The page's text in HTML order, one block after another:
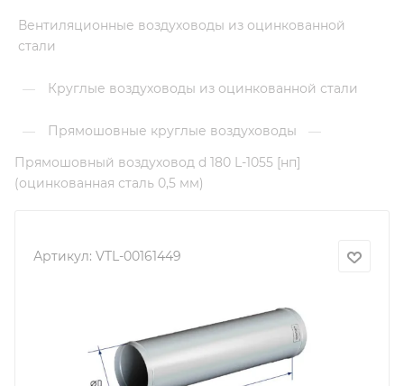
Вентиляционные воздуховоды из оцинкованной
стали
— Круглые воздуховоды из оцинкованной стали
— Прямошовные круглые воздуховоды
—
Прямошовный воздуховод d 180 L-1055 [нп]
(оцинкованная сталь 0,5 мм)
Артикул: VTL-00161449